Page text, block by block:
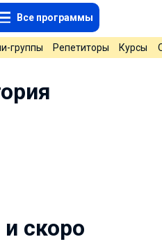
Все программы
группы Репетиторы Курсы
скоро